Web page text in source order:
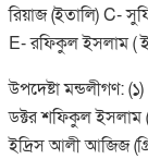
রিয়াজ (ইতালি) C-
E- রফিকুল ইসলাম (
উপদেষ্টা মন্ডলীগণ:
ডক্টর শফিকুল ইসলাম
ইদ্রিস আলী আজিজ